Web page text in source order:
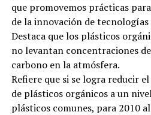
que promovemos prácticas
de la innovación de
Destaca que los plásticos
no levantan concentraciones
carbono en la atmósfera.
Refiere que si se logra reducir
de plásticos orgánicos a un
plásticos comunes, para 2010